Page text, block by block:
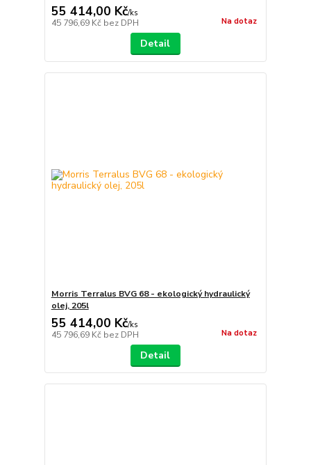
55 414,00 Kč/ks
45 796,69 Kč bez DPH Na dotaz
Detail
Morris Terralus BVG 68 - ekologický hydraulický
olej, 205l
55 414,00 Kč/ks
45 796,69 Kč bez DPH Na dotaz
Detail